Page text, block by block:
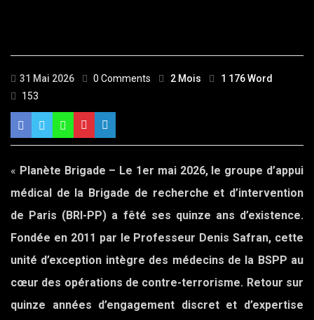
31 Mai 2026 0 Comments 2 Mois
1 176 Word
153
« Planète Brigade – Le 1er mai 2026, le groupe d’appui
médical de la Brigade de recherche et d’intervention
de Paris (BRI-PP) a fêté ses quinze ans d’existence.
Fondée en 2011 par le Professeur Denis Safran, cette
unité d’exception intègre des médecins de la BSPP au
cœur des opérations de contre-terrorisme. Retour sur
quinze années d’engagement discret et d’expertise